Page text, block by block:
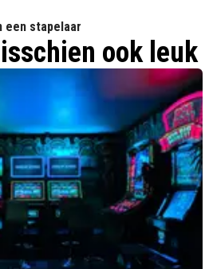
een stapelaar
ook leuk